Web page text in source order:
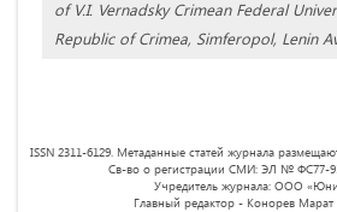
of V.I. Vernadsky Crimean Federal
Republic of Crimea, Simferopol, Lenin
ISSN 2311-6129. Метаданные статей журнала
Св-во о регистрации СМИ: ЭЛ № ФС77-
Учредитель журнала: ООО
Главный редактор - Конорев Марат